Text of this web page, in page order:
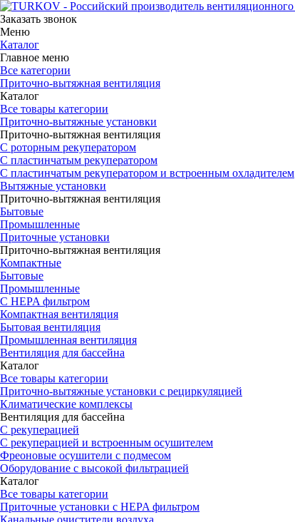
Заказать звонок
Меню
Каталог
Главное меню
Все категории
Приточно-вытяжная вентиляция
Каталог
Все товары категории
Приточно-вытяжные установки
Приточно-вытяжная вентиляция
С роторным рекуператором
С пластинчатым рекуператором
С пластинчатым рекуператором и встроенным охладителем
Вытяжные установки
Приточно-вытяжная вентиляция
Бытовые
Промышленные
Приточные установки
Приточно-вытяжная вентиляция
Компактные
Бытовые
Промышленные
С HEPA фильтром
Компактная вентиляция
Бытовая вентиляция
Промышленная вентиляция
Вентиляция для бассейна
Каталог
Все товары категории
Приточно-вытяжные установки с рециркуляцией
Климатические комплексы
Вентиляция для бассейна
С рекуперацией
С рекуперацией и встроенным осушителем
Фреоновые осушители с подмесом
Оборудование с высокой фильтрацией
Каталог
Все товары категории
Приточные установки c HEPA фильтром
Канальные очистители воздуха